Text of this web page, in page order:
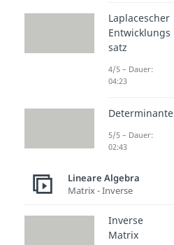
Laplacescher
Entwicklungs
satz
4/5 – Dauer:
04:23
Determinante
5/5 – Dauer:
02:43
Lineare Algebra
Matrix - Inverse
Inverse
Matrix